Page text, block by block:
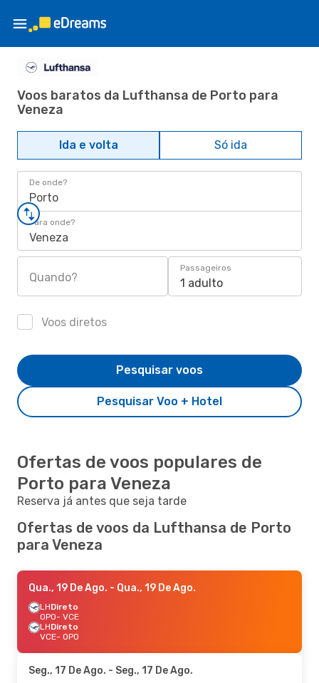
Voos baratos da Lufthansa de Porto para
Veneza
Ida e volta Só ida
De onde?
Porto
Para onde?
Veneza
Quando?
Passageiros
1 adulto
Voos diretos
Pesquisar Voo + Hotel
Pesquisar voos
Ofertas de voos populares de
Porto para Veneza
Reserva já antes que seja tarde
Ofertas de voos da Lufthansa de Porto
para Veneza
Qua., 19 De Ago. - Qua., 19 De Ago.
LHDireto
OPO- VCE
LHDireto
VCE- OPO
Seg., 17 De Ago. - Seg., 17 De Ago.